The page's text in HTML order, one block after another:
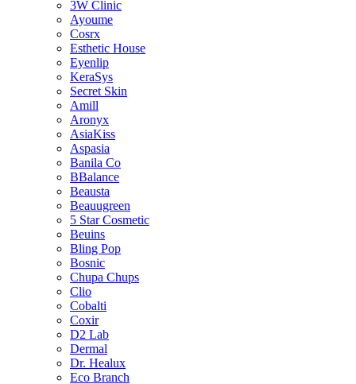
3W Clinic
Ayoume
Cosrx
Esthetic House
Eyenlip
KeraSys
Secret Skin
Amill
Aronyx
AsiaKiss
Aspasia
Banila Co
BBalance
Beausta
Beauugreen
5 Star Cosmetic
Beuins
Bling Pop
Bosnic
Chupa Chups
Clio
Cobalti
Coxir
D2 Lab
Dermal
Dr. Healux
Eco Branch